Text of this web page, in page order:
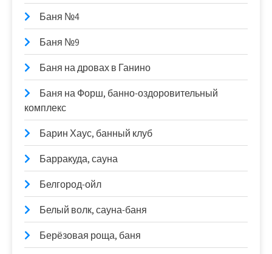
Баня №4
Баня №9
Баня на дровах в Ганино
Баня на Форш, банно-оздоровительный
комплекс
Барин Хаус, банный клуб
Барракуда, сауна
Белгород-ойл
Белый волк, сауна-баня
Берёзовая роща, баня